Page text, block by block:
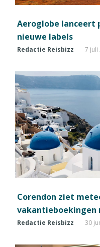
Aeroglobe lanceert
nieuwe labels
Redactie Reisbizz 7 juli
Corendon ziet
vakantieboekingen
Redactie Reisbizz 30